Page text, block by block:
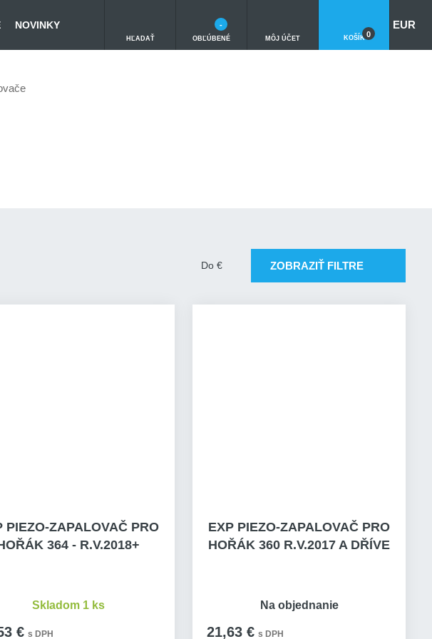
NOVINKY
HĽADAŤ OBĽÚBENÉ
-
MÔJ ÚČET KOŠÍK 0
EUR
Do € ZOBRAZIŤ FILTRE
PIEZO-ZAPALOVAČ PRO
364 - R.V.2018+
€ s DPH
Skladom 1 ks
EXP PIEZO-ZAPALOVAČ PRO
HOŘÁK 360 R.V.2017 A DŘÍVE
21,63 € s DPH
Na objednanie